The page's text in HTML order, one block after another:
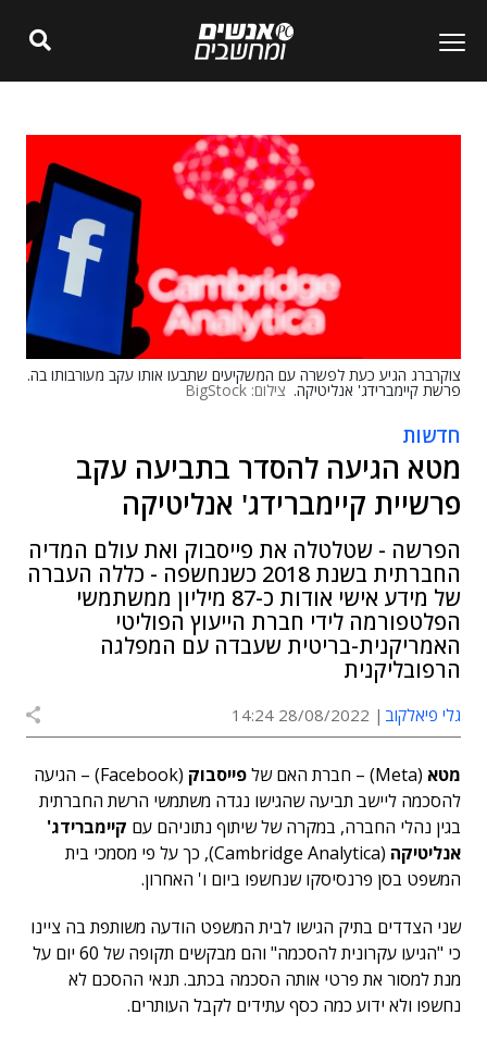
צוקרברג הגיע כעת לפשרה עם המשקיעים שתבעו אותו עקב מעורבותו בה.
פרשת קיימברידג' אנליטיקה. צילום: BigStock
חדשות
מטא הגיעה להסדר בתביעה עקב
פרשיית קיימברידג' אנליטיקה
הפרשה - שטלטלה את פייסבוק ואת עולם המדיה
החברתית בשנת 2018 כשנחשפה - כללה העברה
של מידע אישי אודות כ-87 מיליון ממשתמשי
הפלטפורמה לידי חברת הייעוץ הפוליטי
האמריקנית-בריטית שעבדה עם המפלגה
הרפובליקנית
גלי פיאלקוב 28/08/2022 14:24
מטא (Meta) – חברת האם של פייסבוק
(Facebook) – הגיעה
להסכמה ליישב תביעה שהגישו נגדה משתמשי הרשת החברתית
בגין נהלי החברה, במקרה של שיתוף נתוניהם עם קיימברידג'
אנליטיקה
(Cambridge Analytica), כך על פי מסמכי בית
המשפט בסן פרנסיסקו שנחשפו ביום ו' האחרון.
שני הצדדים בתיק הגישו לבית המשפט הודעה משותפת בה ציינו
כי "הגיעו עקרונית להסכמה" והם מבקשים תקופה של 60 יום על
מנת למסור את פרטי אותה הסכמה בכתב. תנאי ההסכם לא
נחשפו ולא ידוע כמה כסף עתידים לקבל העותרים.